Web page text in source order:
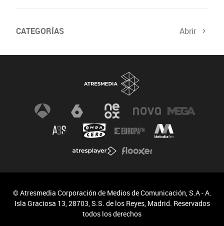
CATEGORÍAS Abrir
© Atresmedia Corporación de Medios de Comunicación, S.A - A.
Isla Graciosa 13, 28703, S.S. de los Reyes, Madrid. Reservados
todos los derechos